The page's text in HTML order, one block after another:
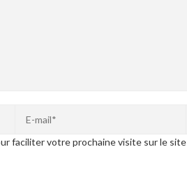
faciliter votre prochaine visite sur le site